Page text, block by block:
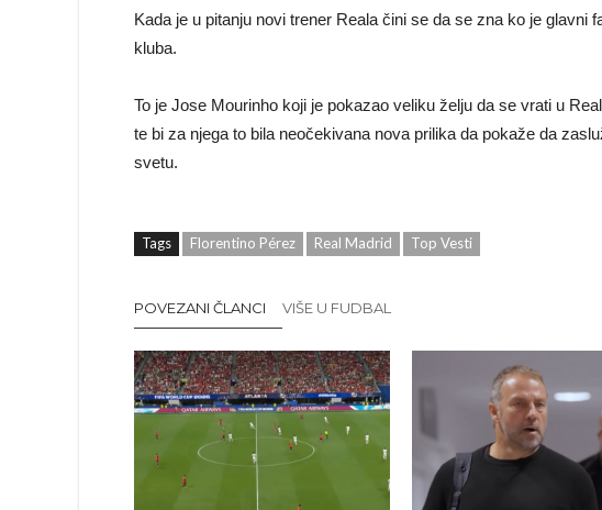
Kada je u pitanju novi trener Reala čini se da se zna ko je glavni
kluba.
To je Jose Mourinho koji je pokazao veliku želju da se vrati u
te bi za njega to bila neočekivana nova prilika da pokaže da
svetu.
Tags Florentino Pérez Real Madrid Top Vesti
POVEZANI ČLANCI VIŠE U FUDBAL